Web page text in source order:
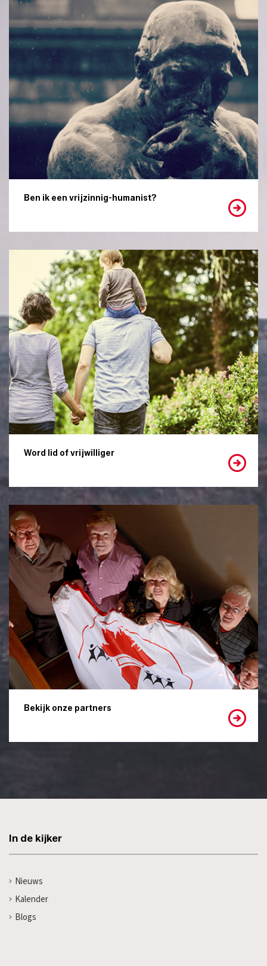
Ben ik een vrijzinnig-humanist?
Word lid of vrijwilliger
Bekijk onze partners
In de kijker
Nieuws
Kalender
Blogs